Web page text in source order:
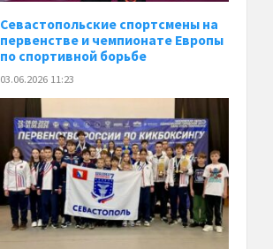
Севастопольские спортсмены на
первенстве и чемпионате Европы
по спортивной борьбе
03.06.2026 11:23